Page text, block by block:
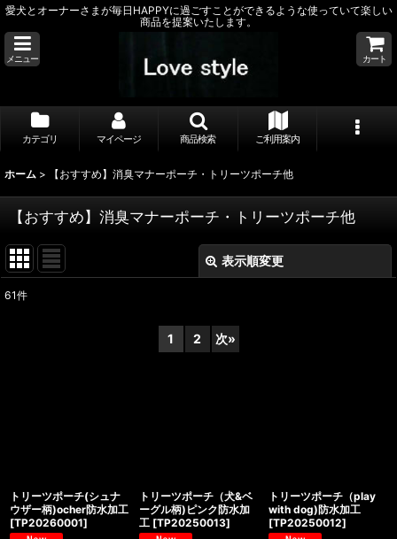
愛犬とオーナーさまが毎日HAPPYに過ごすことができるような使っていて楽しい
商品を提案いたします。
メニュー カート
カテゴリ マイページ 商品検索 ご利用案内
ホーム > 【おすすめ】消臭マナーポーチ・トリーツポーチ他
【おすすめ】消臭マナーポーチ・トリーツポーチ他
表示順変更
61件
1 2 次»
トリーツポーチ(シュナ
ウザー柄)ocher防水加工
[TP20260001]
トリーツポーチ（犬&ベ
ーグル柄)ピンク防水加
工 [TP20250013]
トリーツポーチ（play
with dog)防水加工
[TP20250012]